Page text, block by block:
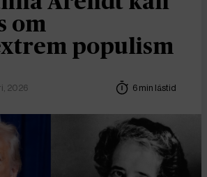
om
populism
2026 6 min lästid